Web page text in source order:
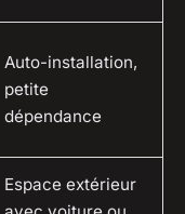
Auto-installation,
petite
dépendance
Espace extérieur